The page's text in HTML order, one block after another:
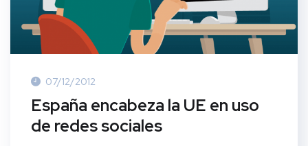
07/12/2012
España encabeza la UE en uso
de redes sociales